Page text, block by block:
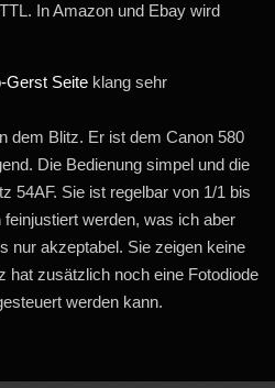
In Amazon und Ebay wird
Gerst Seite klang sehr
dem Blitz. Er ist dem Canon 580
Die Bedienung simpel und die
54AF. Sie ist regelbar von 1/1 bis
werden, was ich aber
nur akzeptabel. Sie zeigen keine
hat zusätzlich noch eine Fotodiode
werden kann.